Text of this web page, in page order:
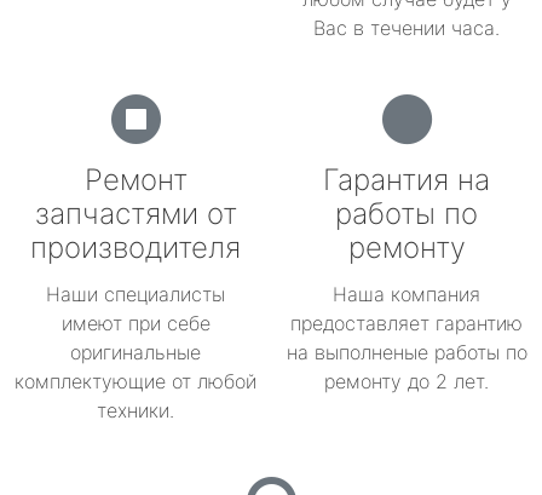
Вас в течении часа.
Ремонт
запчастями от
производителя
Наши специалисты
имеют при себе
оригинальные
комплектующие от любой
техники.
Гарантия на
работы по
ремонту
Наша компания
предоставляет гарантию
на выполненые работы по
ремонту до 2 лет.